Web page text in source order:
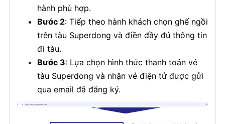
hành phù hợp.
Bước 2: Tiếp theo hành khách chọn ghế ngồi
trên tàu Superdong và điền đầy đủ thông tin
đi tàu.
Bước 3: Lựa chọn hình thức thanh toán vé
tàu Superdong và nhận vé điện tử được gửi
qua email đã đăng ký.